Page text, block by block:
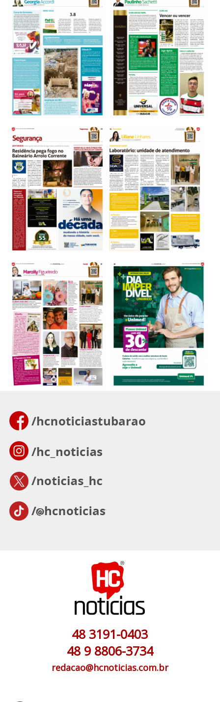
48 3191-0403
48 9 8806-3734
redacao@hcnoticias.com.br